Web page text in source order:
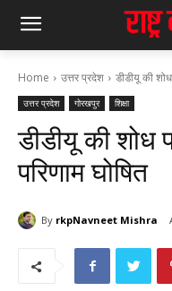
Home उत्तर प्रदेश डीडीयू की शोध
उत्तर प्रदेश गोरखपुर शिक्षा
डीडीयू की शोध
परिणाम घोषित
By rkpNavneet Mishra